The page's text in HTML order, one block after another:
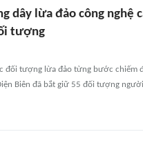
dây lừa đảo công nghệ
tượng
đối tượng lừa đảo từng bước chiếm
Biên đã bắt giữ 55 đối tượng